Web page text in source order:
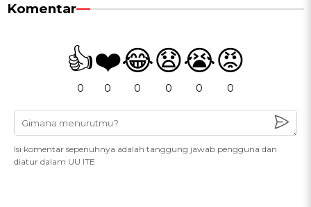
Komentar
👍
0
❤️
0
😂
0
😧
0
😭
0
😡
0
Isi komentar sepenuhnya adalah tanggung jawab pengguna dan
diatur dalam UU ITE